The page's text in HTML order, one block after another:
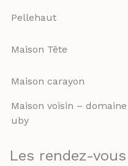
Pellehaut
Maison Tête
Maison carayon
Maison voisin – domaine
uby
Les rendez-